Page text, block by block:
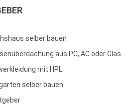
selber bauen
aus PC, AC oder Glas
mit HPL
selber bauen